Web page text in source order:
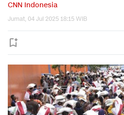
CNN Indonesia
Jumat, 04 Jul 2025 18:15 WIB